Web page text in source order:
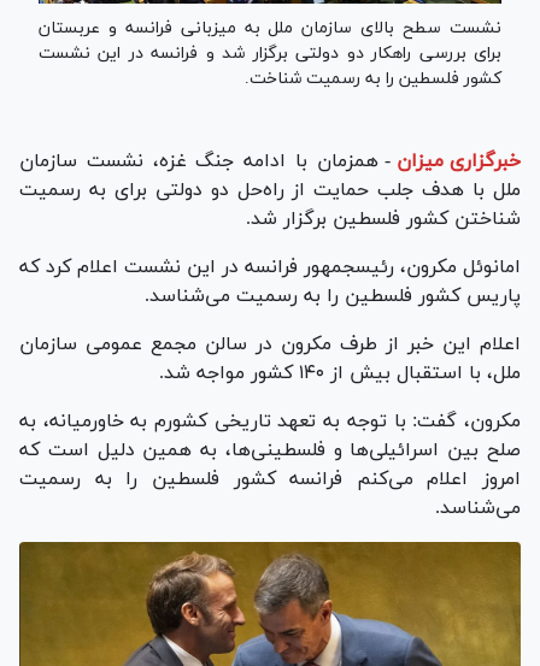
نشست سطح بالای سازمان ملل به میزبانی فرانسه و عربستان
برای بررسی راهکار دو دولتی برگزار شد و فرانسه در این نشست
کشور فلسطین را به رسمیت شناخت.
خبرگزاری میزان - همزمان با ادامه جنگ غزه، نشست سازمان
ملل با هدف جلب حمایت از راه‌حل دو دولتی برای به رسمیت
شناختن کشور فلسطین برگزار شد.
امانوئل مکرون، رئیس‎جمهور فرانسه در این نشست اعلام کرد که
پاریس کشور فلسطین را به رسمیت می‌شناسد.
اعلام این خبر از طرف مکرون در سالن مجمع عمومی سازمان
ملل، با استقبال بیش از ۱۴۰ کشور مواجه شد.
مکرون، گفت: با توجه به تعهد تاریخی کشورم به خاورمیانه، به
صلح بین اسرائیلی‌ها و فلسطینی‌ها، به همین دلیل است که
امروز اعلام می‌کنم فرانسه کشور فلسطین را به رسمیت
می‌شناسد.